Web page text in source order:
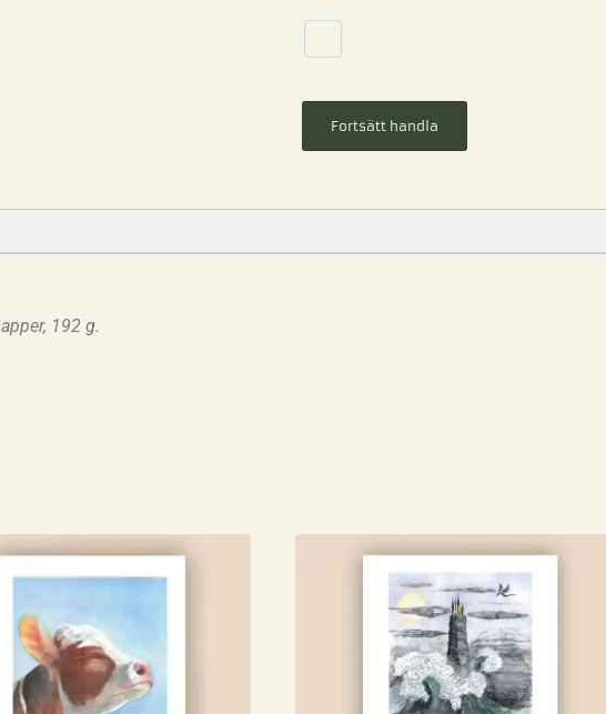
Fortsätt handla
192 g.